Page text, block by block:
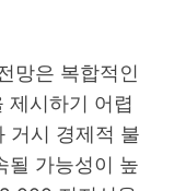
망은 복합적인
제시하기 어렵
거시 경제적 불
될 가능성이 높